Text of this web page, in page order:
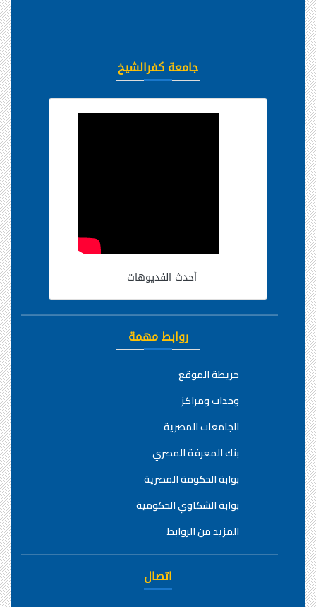
جامعة كفرالشيخ
أحدث الفديوهات
روابط مهمة
خريطة الموقع
وحدات ومراكز
الجامعات المصرية
بنك المعرفة المصري
بوابة الحكومة المصرية
بوابة الشكاوي الحكومية
المزيد من الروابط
اتصال